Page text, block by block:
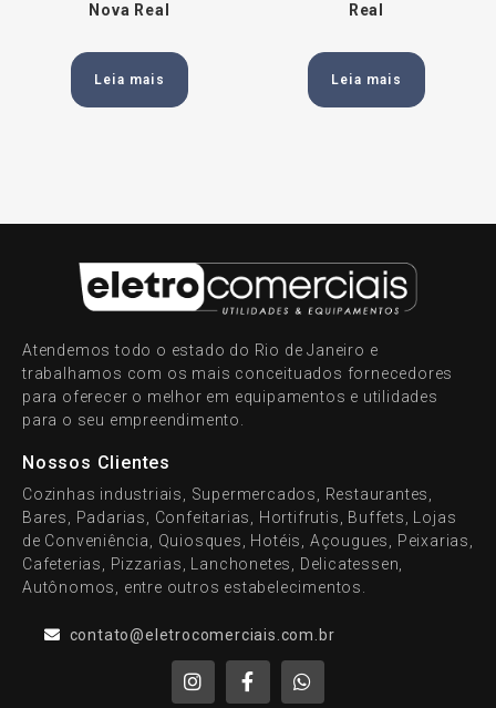
Nova Real
Leia mais
Real
Leia mais
Atendemos todo o estado do Rio de Janeiro e
trabalhamos com os mais conceituados fornecedores
para oferecer o melhor em equipamentos e utilidades
para o seu empreendimento.
Nossos Clientes
Cozinhas industriais, Supermercados, Restaurantes,
Bares, Padarias, Confeitarias, Hortifrutis, Buffets, Lojas
de Conveniência, Quiosques, Hotéis, Açougues, Peixarias,
Cafeterias, Pizzarias, Lanchonetes, Delicatessen,
Autônomos, entre outros estabelecimentos.
contato@eletrocomerciais.com.br